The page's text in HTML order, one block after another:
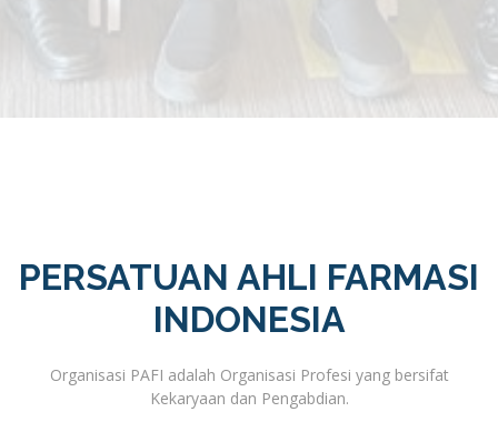
PERSATUAN AHLI FARMASI
INDONESIA
Organisasi PAFI adalah Organisasi Profesi yang bersifat
Kekaryaan dan Pengabdian.